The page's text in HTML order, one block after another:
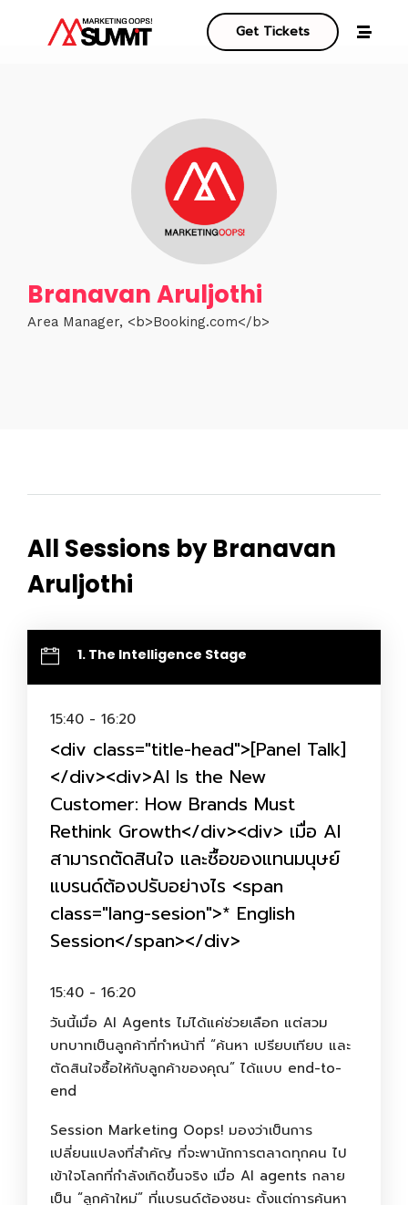
Get Tickets
Branavan Aruljothi
Area Manager, <b>Booking.com</b>
All Sessions by Branavan
Aruljothi
1. The Intelligence Stage
15:40 - 16:20
<div class="title-head">[Panel Talk]
</div><div>AI Is the New
Customer: How Brands Must
Rethink Growth</div><div> เมื่อ AI
สามารถตัดสินใจ และซื้อของแทนมนุษย์
แบรนด์ต้องปรับอย่างไร <span
class="lang-sesion">* English
Session</span></div>
15:40 - 16:20
วันนี้เมื่อ AI Agents ไม่ได้แค่ช่วยเลือก แต่สวม
บทบาทเป็นลูกค้าที่ทำหน้าที่ “ค้นหา เปรียบเทียบ และ
ตัดสินใจซื้อให้กับลูกค้าของคุณ” ได้แบบ end-to-
end
Session Marketing Oops! มองว่าเป็นการ
เปลี่ยนแปลงที่สำคัญ ที่จะพานักการตลาดทุกคน ไป
เข้าใจโลกที่กำลังเกิดขึ้นจริง เมื่อ AI agents กลาย
เป็น “ลูกค้าใหม่” ที่แบรนด์ต้องชนะ ตั้งแต่การค้นหา